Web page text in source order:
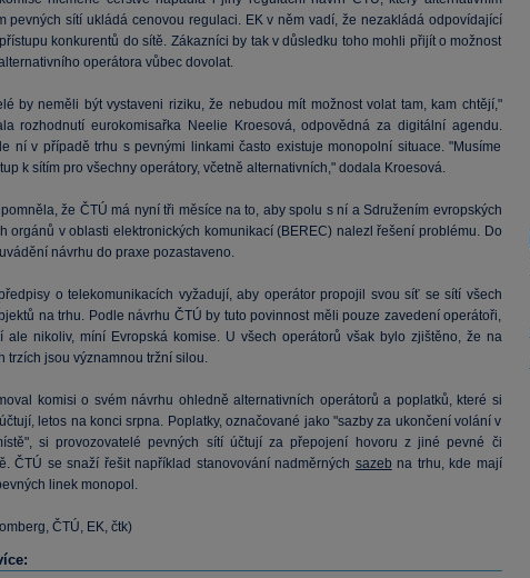
pevných sítí ukládá cenovou regulaci. EK v něm vadí, že nezakládá odpovídající
konkurentů do sítě. Zákazníci by tak v důsledku toho mohli přijít o možnost
operátora vůbec dovolat.
by neměli být vystaveni riziku, že nebudou mít možnost volat tam, kam chtějí,"
rozhodnutí eurokomisařka Neelie Kroesová, odpovědná za digitální agendu.
ní v případě trhu s pevnými linkami často existuje monopolní situace. "Musíme
k sítím pro všechny operátory, včetně alternativních," dodala Kroesová.
že ČTÚ má nyní tři měsíce na to, aby spolu s ní a Sdružením evropských
orgánů v oblasti elektronických komunikací (BEREC) nalezl řešení problému. Do
návrhu do praxe pozastaveno.
o telekomunikacích vyžadují, aby operátor propojil svou síť se sítí všech
na trhu. Podle návrhu ČTÚ by tuto povinnost měli pouze zavedení operátoři,
ale nikoliv, míní Evropská komise. U všech operátorů však bylo zjištěno, že na
trzích jsou významnou tržní silou.
komisi o svém návrhu ohledně alternativních operátorů a poplatků, které si
letos na konci srpna. Poplatky, označované jako "sazby za ukončení volání v
si provozovatelé pevných sítí účtují za přepojení hovoru z jiné pevné či
ČTÚ se snaží řešit například stanovování nadměrných sazeb na trhu, kde mají
linek monopol.
ČTÚ, EK, čtk)